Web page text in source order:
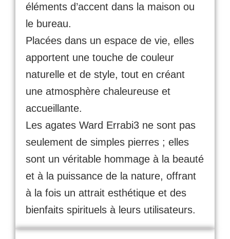
éléments d’accent dans la maison ou
le bureau.
Placées dans un espace de vie, elles
apportent une touche de couleur
naturelle et de style, tout en créant
une atmosphère chaleureuse et
accueillante.
Les agates Ward Errabi3 ne sont pas
seulement de simples pierres ; elles
sont un véritable hommage à la beauté
et à la puissance de la nature, offrant
à la fois un attrait esthétique et des
bienfaits spirituels à leurs utilisateurs.